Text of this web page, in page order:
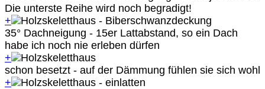
Die unterste Reihe wird noch begradigt!
+
35° Dachneigung - 15er Lattabstand, so ein Dach
habe ich noch nie erleben dürfen
+
schon besetzt - auf der Dämmung fühlen sie sich wohl
+